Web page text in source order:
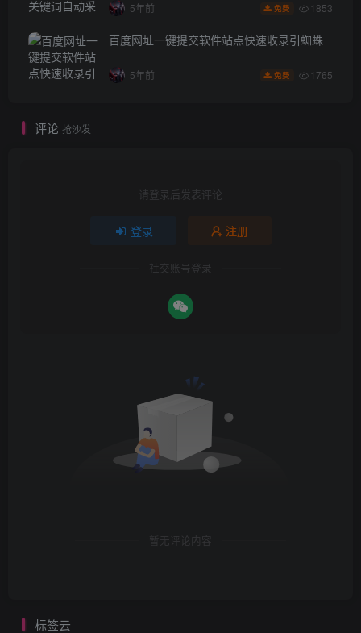
5年前 免费 1853
百度网址一键提交软件站点快速收录引蜘蛛
5年前 免费 1765
评论 抢沙发
请登录后发表评论
登录 注册
社交账号登录
暂无评论内容
标签云